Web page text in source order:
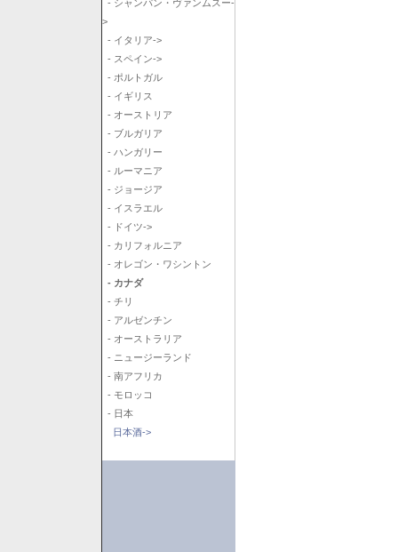
- シャンパン・ヴァンムスー-
>
- イタリア->
- スペイン->
- ポルトガル
- イギリス
- オーストリア
- ブルガリア
- ハンガリー
- ルーマニア
- ジョージア
- イスラエル
- ドイツ->
- カリフォルニア
- オレゴン・ワシントン
- カナダ
- チリ
- アルゼンチン
- オーストラリア
- ニュージーランド
- 南アフリカ
- モロッコ
- 日本
日本酒->